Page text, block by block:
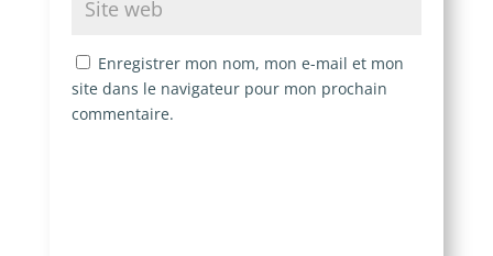
Enregistrer mon nom, mon e-mail et mon
site dans le navigateur pour mon prochain
commentaire.